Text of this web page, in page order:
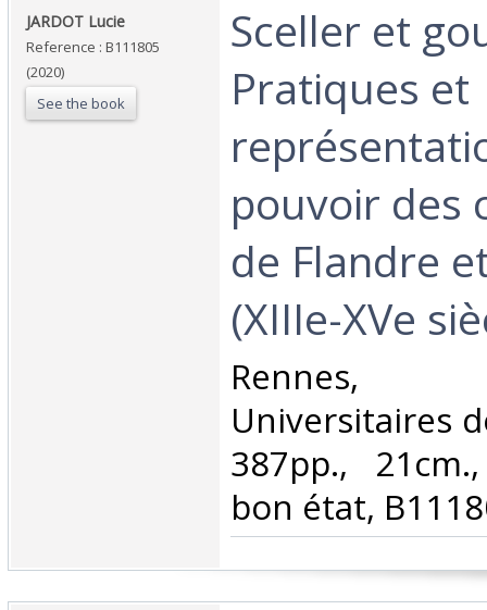
‎JARDOT Lucie‎
Reference : B111805
(2020)
See the book
‎Sceller et
Pratiques et
pouvoir des
de Flandre
(XIIIe-XVe
‎Rennes,
Universitaires
387pp.,
bon état,